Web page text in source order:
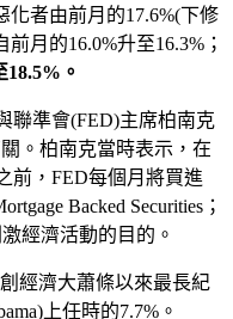
化者由前月的17.6%(下修
月的16.0%升至16.3%；
。
聯準會(FED)主席柏南克
。柏南克當時表示，在
前，FED每個月將買進
Backed Securities；
經濟活動的目的。
經濟大蕭條以來最長紀
上任時的7.7%。